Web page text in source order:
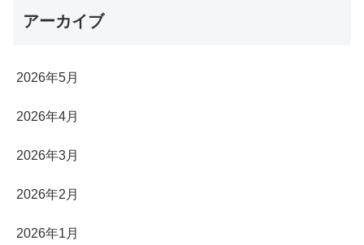
アーカイブ
2026年5月
2026年4月
2026年3月
2026年2月
2026年1月